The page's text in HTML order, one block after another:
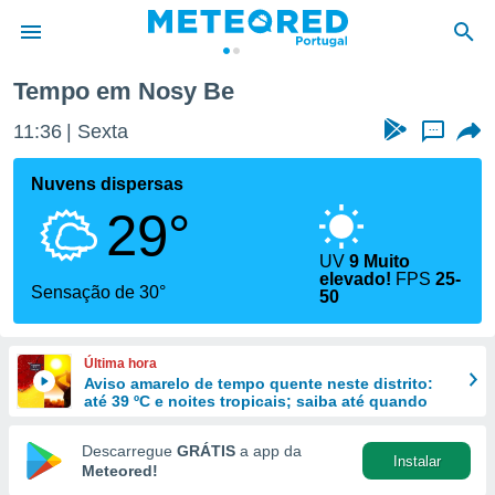
da
foi
fornecidas
a este
das
e
forma
digital
Tempo em Nosy Be
11:36 Sexta ...
Nuvens dispersas
29°
Sensação de 30°
UV9 Muito
elevado! FPS25-
50
Última hora
Aviso amarelo de tempo quente neste distrito:
até 39 ºC e noites tropicais; saiba até quando
Descarregue GRÁTIS a app da
Meteored!
Instalar